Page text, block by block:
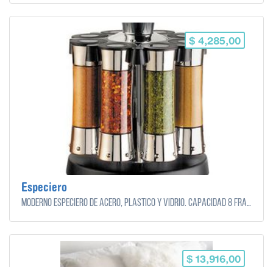
$ 4,285,00
Especiero
Moderno especiero de acero, plástico y vidrio. Capacidad 8 frascos.
$ 13,916,00